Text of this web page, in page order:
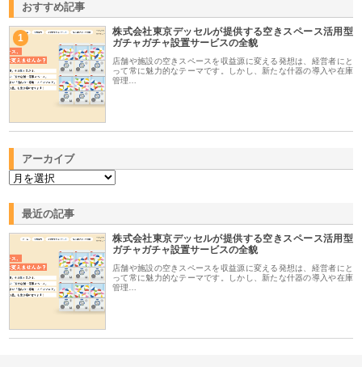
おすすめ記事
1
株式会社東京デッセルが提供する空きスペース活用型
ガチャガチャ設置サービスの全貌
店舗や施設の空きスペースを収益源に変える発想は、経営者にと
って常に魅力的なテーマです。しかし、新たな什器の導入や在庫
管理…
アーカイブ
最近の記事
株式会社東京デッセルが提供する空きスペース活用型
ガチャガチャ設置サービスの全貌
店舗や施設の空きスペースを収益源に変える発想は、経営者にと
って常に魅力的なテーマです。しかし、新たな什器の導入や在庫
管理…